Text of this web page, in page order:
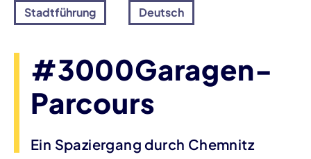
Stadtführung
Deutsch
#3000Garagen-
Parcours
Ein Spaziergang durch Chemnitz